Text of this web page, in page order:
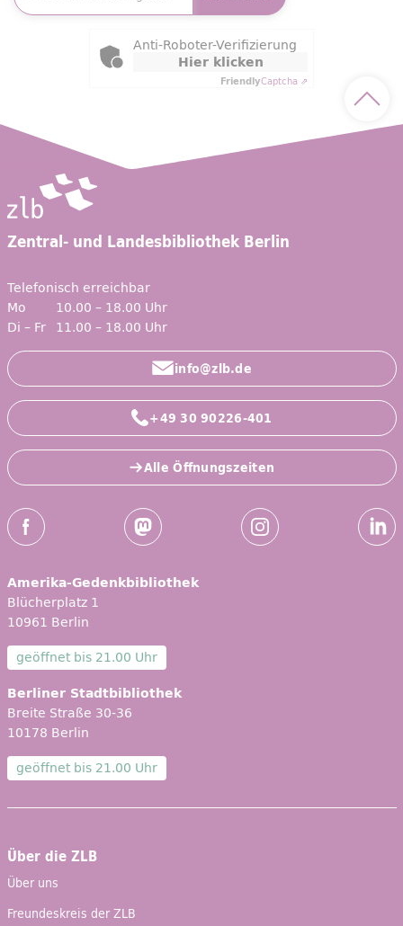
Friendly Captcha
Anti-Roboter-Verifizierung
Hier klicken
FriendlyCaptcha ⇗
Zentral- und Landesbibliothek Berlin
Telefonisch erreichbar
Mo
10.00 – 18.00 Uhr
Di – Fr 11.00 – 18.00 Uhr
info@zlb.de
+49 30 90226-401
Alle Öffnungszeiten
Social-Media Kanäle der ZLB
Facebook Mastodon Instagram
Amerika-Gedenkbibliothek
Blücherplatz 1
10961 Berlin
geöffnet bis 21.00 Uhr
Berliner Stadtbibliothek
Breite Straße 30-36
10178 Berlin
geöffnet bis 21.00 Uhr
Über die ZLB
Über uns
Freundeskreis der ZLB